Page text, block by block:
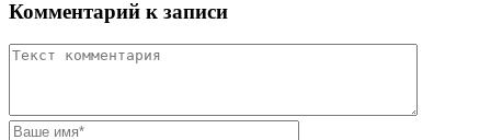
Комментарий к записи